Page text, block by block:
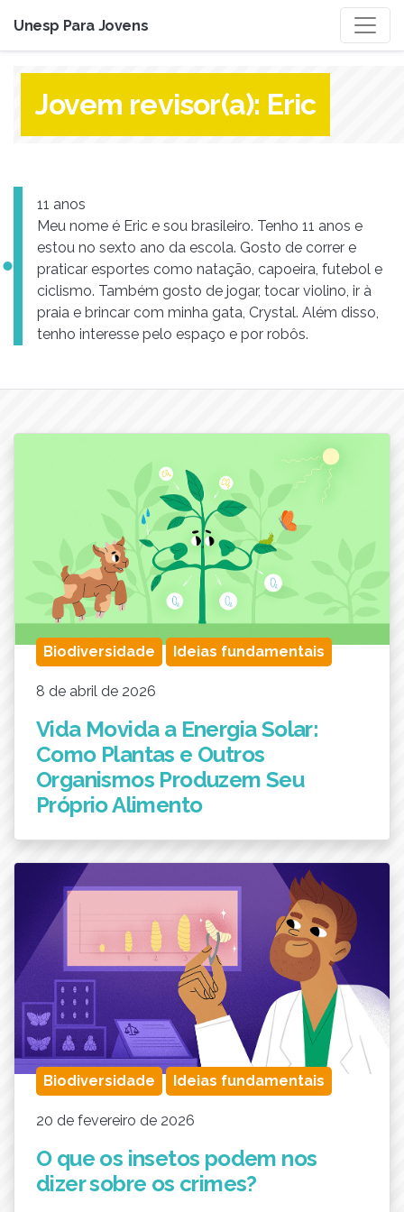
Unesp Para Jovens
Jovem revisor(a): Eric
11 anos
Meu nome é Eric e sou brasileiro. Tenho 11 anos e
estou no sexto ano da escola. Gosto de correr e
praticar esportes como natação, capoeira, futebol e
ciclismo. Também gosto de jogar, tocar violino, ir à
praia e brincar com minha gata, Crystal. Além disso,
tenho interesse pelo espaço e por robôs.
Biodiversidade Ideias fundamentais
8 de abril de 2026
Vida Movida a Energia Solar:
Como Plantas e Outros
Organismos Produzem Seu
Próprio Alimento
Biodiversidade Ideias fundamentais
20 de fevereiro de 2026
O que os insetos podem nos
dizer sobre os crimes?